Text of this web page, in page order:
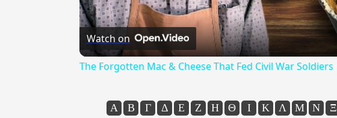
Watch on
The Forgotten Mac & Cheese That Fed Civil War Soldiers
Α Β Γ Δ Ε Ζ Η Θ Ι Κ Λ Μ Ν Ξ